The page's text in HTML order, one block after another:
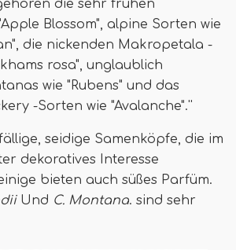
die sehr frühen
Blossom", alpine Sorten wie
die nickenden Makropetala -
rosa", unglaublich
wie "Rubens" und das
-Sorten wie "Avalanche".''
seidige Samenköpfe, die im
dekoratives Interesse
bieten auch süßes Parfüm.
Und C. Montana. sind sehr